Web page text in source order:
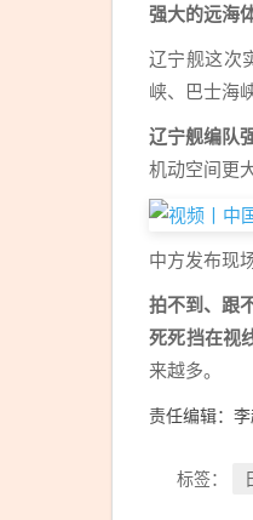
强大的远海
辽宁舰这次
峡、巴士海
辽宁舰编队
机动空间更
中方发布现
拍不到、跟
死死挡在视
来越多。
责任编辑：
标签：